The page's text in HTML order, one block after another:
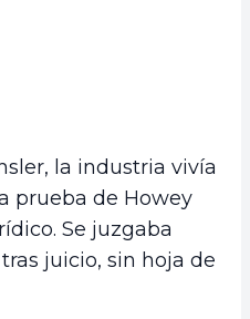
la industria vivía
prueba de Howey
Se juzgaba
juicio, sin hoja de